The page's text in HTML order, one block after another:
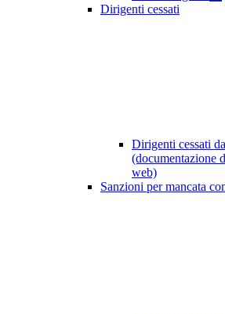
Dirigenti cessati
Dirigenti cessati
(documentazione
web)
Sanzioni per mancata